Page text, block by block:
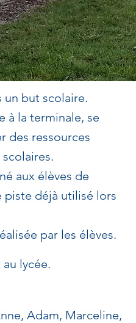
un but scolaire.
à la terminale, se
des ressources
aux élèves de
piste déjà utilisé lors
par les élèves.
lycée.
Adam, Marceline,